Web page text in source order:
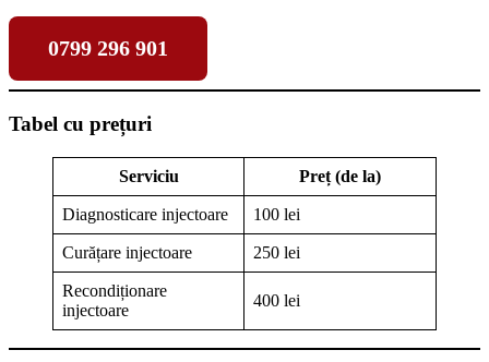
0799 296 901
Tabel cu prețuri
Serviciu Preț (de la)
Diagnosticare injectoare 100 lei
Curățare injectoare 250 lei
Recondiționare
injectoare
400 lei